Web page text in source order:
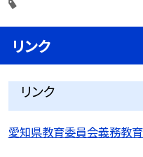
リンク
リンク
愛知県教育委員会義務教